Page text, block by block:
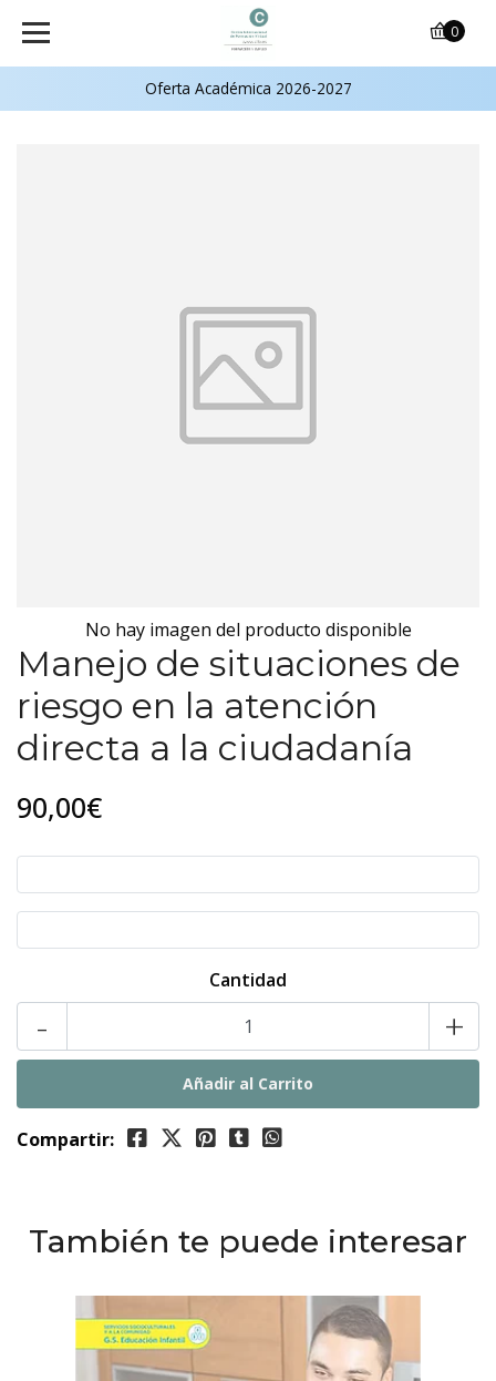
Oferta Académica 2026-2027
0
No hay imagen del producto disponible
Manejo de situaciones de
riesgo en la atención
directa a la ciudadanía
90,00€
Cantidad
- +
Compartir:
También te puede interesar